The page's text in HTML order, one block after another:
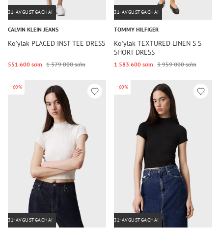
31-AVGUSTGACHA!
CALVIN KLEIN JEANS
Koʻylak PLACED INST TEE DRESS
551 600 so‘m 1 379 000 so‘m
31-AVGUSTGACHA!
TOMMY HILFIGER
Koʻylak TEXTURED LINEN S S
SHORT DRESS
1 583 600 so‘m 3 959 000 so‘m
-60%
31-AVGUSTGACHA!
-60%
31-AVGUSTGACHA!